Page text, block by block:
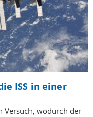
ISS in einer
Versuch, wodurch der